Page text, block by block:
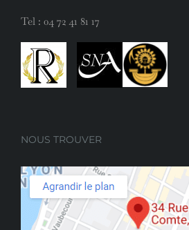
Tel : 04 72 41 81 17
NOUS TROUVER